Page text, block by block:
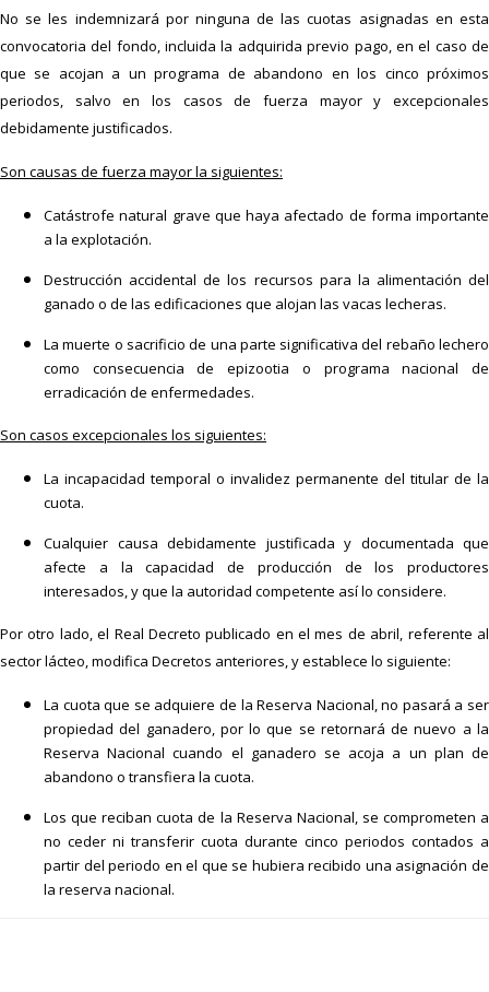
No se les indemnizará por ninguna de las cuotas asignadas en esta
convocatoria del fondo, incluida la adquirida previo pago, en el caso de
que se acojan a un programa de abandono en los cinco próximos
periodos, salvo en los casos de fuerza mayor y excepcionales
debidamente justificados.
Son causas de fuerza mayor la siguientes:
Catástrofe natural grave que haya afectado de forma importante
a la explotación.
Destrucción accidental de los recursos para la alimentación del
ganado o de las edificaciones que alojan las vacas lecheras.
La muerte o sacrificio de una parte significativa del rebaño lechero
como consecuencia de epizootia o programa nacional de
erradicación de enfermedades.
Son casos excepcionales los siguientes:
La incapacidad temporal o invalidez permanente del titular de la
cuota.
Cualquier causa debidamente justificada y documentada que
afecte a la capacidad de producción de los productores
interesados, y que la autoridad competente así lo considere.
Por otro lado, el Real Decreto publicado en el mes de abril, referente al
sector lácteo, modifica Decretos anteriores, y establece lo siguiente:
La cuota que se adquiere de la Reserva Nacional, no pasará a ser
propiedad del ganadero, por lo que se retornará de nuevo a la
Reserva Nacional cuando el ganadero se acoja a un plan de
abandono o transfiera la cuota.
Los que reciban cuota de la Reserva Nacional, se comprometen a
no ceder ni transferir cuota durante cinco periodos contados a
partir del periodo en el que se hubiera recibido una asignación de
la reserva nacional.